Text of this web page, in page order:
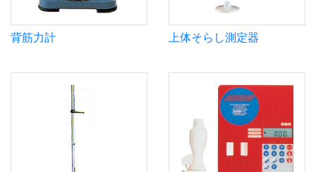
背筋力計 上体そらし測定器